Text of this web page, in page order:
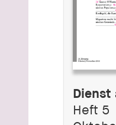
Dienst
Heft 5